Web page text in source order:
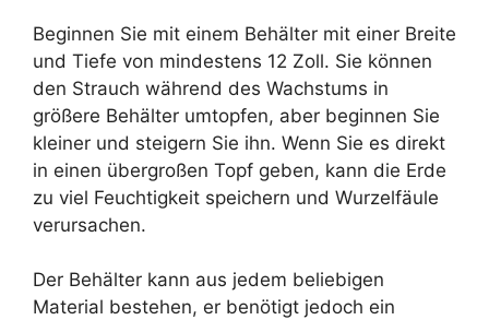
Beginnen Sie mit einem Behälter mit einer Breite
und Tiefe von mindestens 12 Zoll. Sie können
den Strauch während des Wachstums in
größere Behälter umtopfen, aber beginnen Sie
kleiner und steigern Sie ihn. Wenn Sie es direkt
in einen übergroßen Topf geben, kann die Erde
zu viel Feuchtigkeit speichern und Wurzelfäule
verursachen.
Der Behälter kann aus jedem beliebigen
Material bestehen, er benötigt jedoch ein